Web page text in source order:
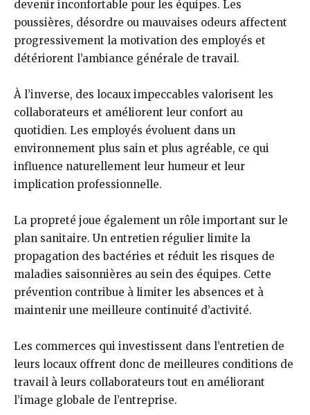
devenir inconfortable pour les équipes. Les
poussières, désordre ou mauvaises odeurs affectent
progressivement la motivation des employés et
détériorent l’ambiance générale de travail.
À l’inverse, des locaux impeccables valorisent les
collaborateurs et améliorent leur confort au
quotidien. Les employés évoluent dans un
environnement plus sain et plus agréable, ce qui
influence naturellement leur humeur et leur
implication professionnelle.
La propreté joue également un rôle important sur le
plan sanitaire. Un entretien régulier limite la
propagation des bactéries et réduit les risques de
maladies saisonnières au sein des équipes. Cette
prévention contribue à limiter les absences et à
maintenir une meilleure continuité d’activité.
Les commerces qui investissent dans l’entretien de
leurs locaux offrent donc de meilleures conditions de
travail à leurs collaborateurs tout en améliorant
l’image globale de l’entreprise.